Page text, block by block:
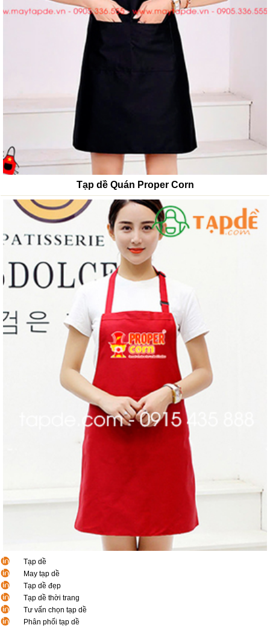
Tạp dề Quán Proper Corn
Tạp dề
May tạp dề
Tạp dề đẹp
Tạp dề thời trang
Tư vấn chọn tạp dề
Phân phối tạp dề